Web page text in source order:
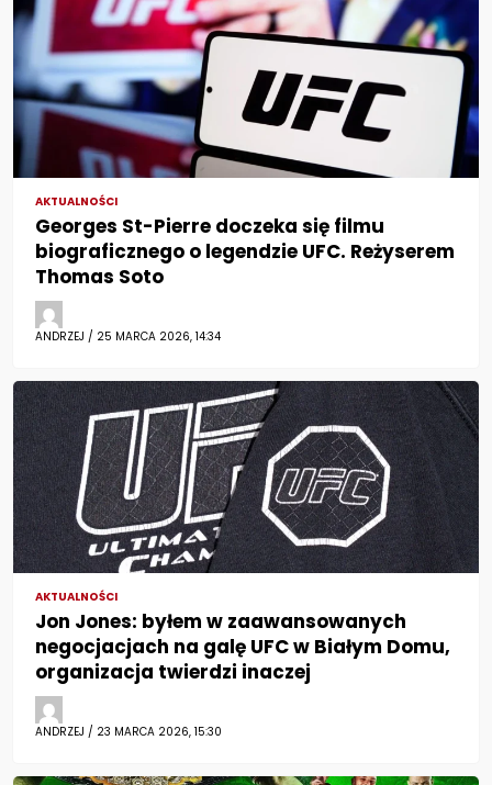
AKTUALNOŚCI
Georges St-Pierre doczeka się filmu
biograficznego o legendzie UFC. Reżyserem
Thomas Soto
ANDRZEJ / 25 MARCA 2026, 14:34
AKTUALNOŚCI
Jon Jones: byłem w zaawansowanych
negocjacjach na galę UFC w Białym Domu,
organizacja twierdzi inaczej
ANDRZEJ / 23 MARCA 2026, 15:30